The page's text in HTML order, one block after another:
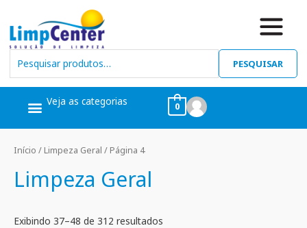
PESQUISAR
Veja as categorias 0
Início / Limpeza Geral / Página 4
Limpeza Geral
Exibindo 37–48 de 312 resultados